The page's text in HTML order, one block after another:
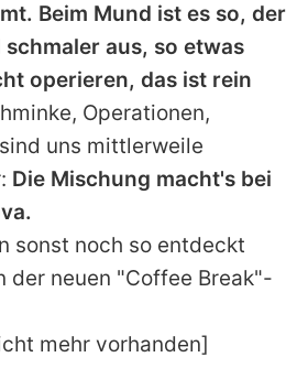
Beim Mund ist es so, der
aus, so etwas
operieren, das ist rein
Operationen,
uns mittlerweile
Die Mischung macht's bei
.
sonst noch so entdeckt
der neuen "Coffee Break"-
mehr vorhanden]